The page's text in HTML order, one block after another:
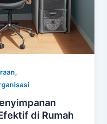
,
di Rumah